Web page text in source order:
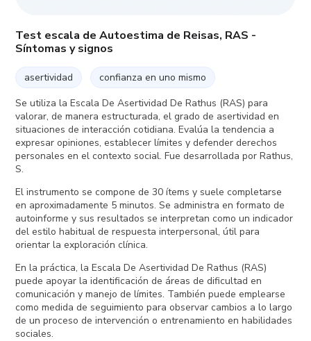
Test escala de Autoestima de Reisas, RAS -
Síntomas y signos
asertividad
confianza en uno mismo
Se utiliza la Escala De Asertividad De Rathus (RAS) para
valorar, de manera estructurada, el grado de asertividad en
situaciones de interacción cotidiana. Evalúa la tendencia a
expresar opiniones, establecer límites y defender derechos
personales en el contexto social. Fue desarrollada por Rathus,
S.
El instrumento se compone de 30 ítems y suele completarse
en aproximadamente 5 minutos. Se administra en formato de
autoinforme y sus resultados se interpretan como un indicador
del estilo habitual de respuesta interpersonal, útil para
orientar la exploración clínica.
En la práctica, la Escala De Asertividad De Rathus (RAS)
puede apoyar la identificación de áreas de dificultad en
comunicación y manejo de límites. También puede emplearse
como medida de seguimiento para observar cambios a lo largo
de un proceso de intervención o entrenamiento en habilidades
sociales.